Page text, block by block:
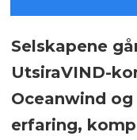
Selskapene
UtsiraVIND-
Oceanwind og
erfaring,